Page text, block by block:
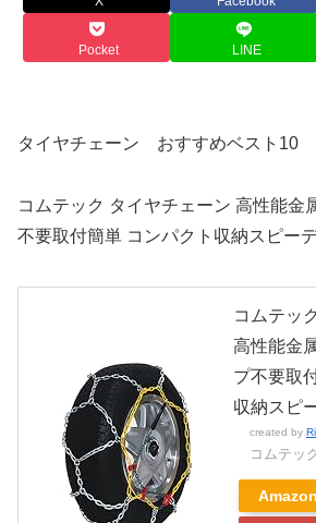
Pocket LINE
タイヤチェーン おすすめベスト10
コムテック タイヤチェーン 高性能金
不要取付簡単 コンパクト収納スピー
コムテッ
高性能金
プ不要取
収納スピ
created by
コムテッ